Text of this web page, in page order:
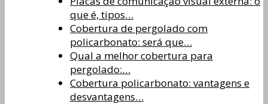
que é, tipos…
Cobertura de pergolado com
policarbonato: será que…
Qual a melhor cobertura para
pergolado:…
Cobertura policarbonato: vantagens e
desvantagens…